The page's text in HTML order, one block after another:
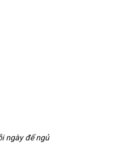
ngày để ngủ